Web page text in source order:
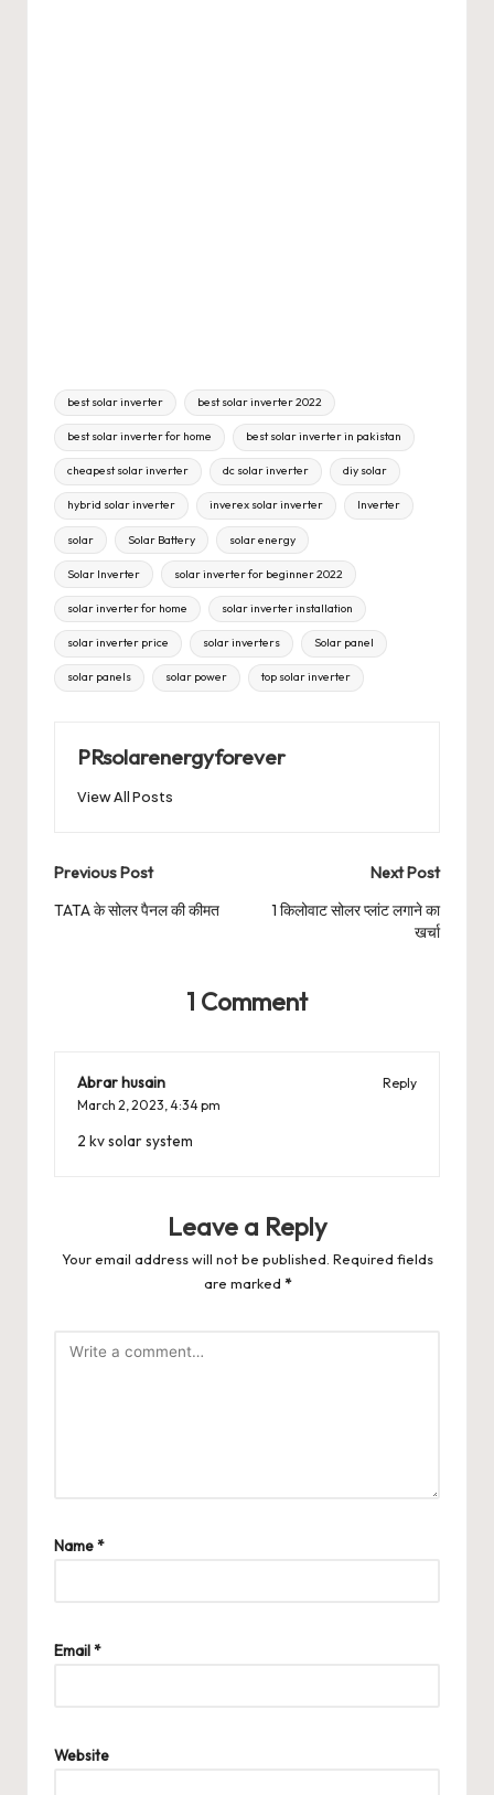
Tags:
best solar inverter best solar inverter 2022
best solar inverter for home best solar inverter in pakistan
cheapest solar inverter dc solar inverter diy solar
hybrid solar inverter inverex solar inverter Inverter
solar Solar Battery solar energy
Solar Inverter solar inverter for beginner 2022
solar inverter for home solar inverter installation
solar inverter price solar inverters Solar panel
solar panels solar power top solar inverter
PRsolarenergyforever
View All Posts
Post
navigation
Previous Post
TATA के सोलर पैनल की कीमत
Next Post
1 किलोवाट सोलर प्लांट लगाने का
खर्चा
1 Comment
Abrar husain
Reply
March 2, 2023,4:34 pm
2 kv solar system
Leave a Reply
Your email address will not be published. Required fields
are marked *
Name*
Email*
Website